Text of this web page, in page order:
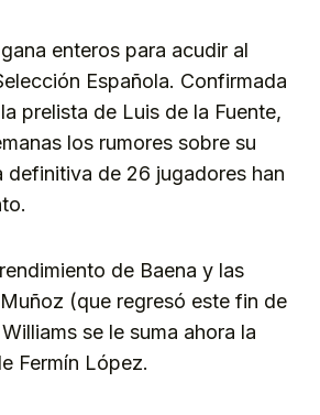
enteros para acudir al
Española. Confirmada
prelista de Luis de la Fuente,
los rumores sobre su
definitiva de 26 jugadores han
de Baena y las
(que regresó este fin de
se le suma ahora la
Fermín López.